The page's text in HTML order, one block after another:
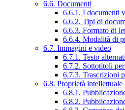
6.6. Documenti
6.6.1. I documenti
6.6.2. Tipi di
6.6.3. Formato di
6.6.4. Modalità di
6.7. Immagini e video
6.7.1. Testo
6.7.2. Sottotitoli
6.7.3. Trascrizioni
6.8. Proprietà intellettuale
6.8.1.
6.8.2.